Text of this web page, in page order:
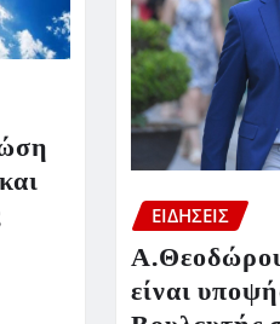
ΕΙΔΗΣΕΙΣ
είναι